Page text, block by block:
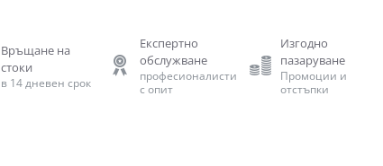
Връщане на
стоки
в 14 дневен срок
Експертно
обслужване
професионалисти
с опит
Изгодно
пазаруване
Промоции и
отстъпки